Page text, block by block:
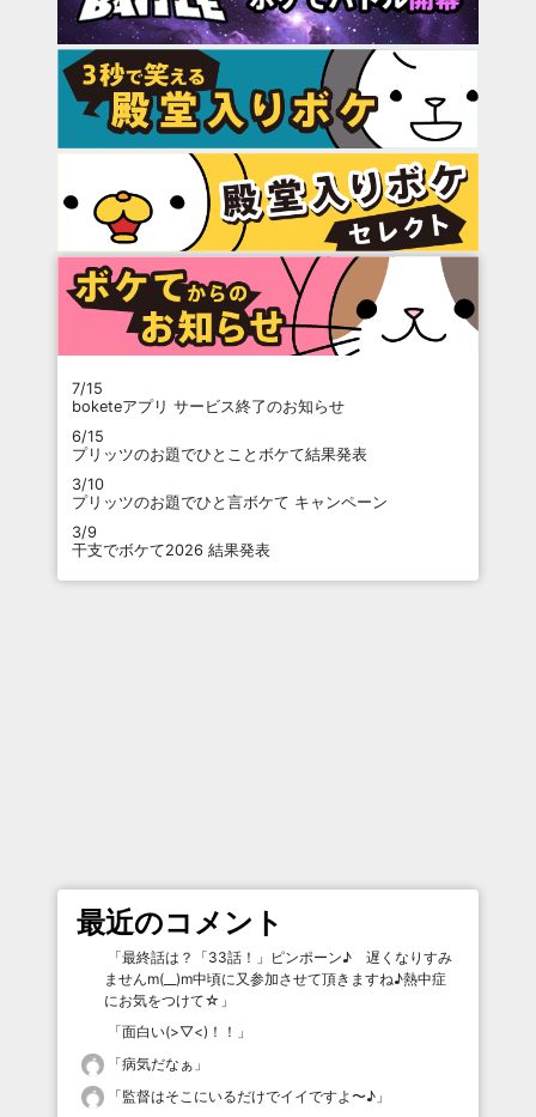
7/15
boketeアプリ サービス終了のお知らせ
6/15
プリッツのお題でひとことボケて結果発表
3/10
プリッツのお題でひと言ボケて キャンペーン
3/9
干支でボケて2026 結果発表
最近のコメント
「最終話は？「33話！」ピンポーン♪ 遅くなりすみ
ませんm(__)m中頃に又参加させて頂きますね♪熱中症
にお気をつけて☆ 」
「面白い(>▽<)！！ 」
「病気だなぁ 」
「監督はそこにいるだけでイイですよ〜♪ 」